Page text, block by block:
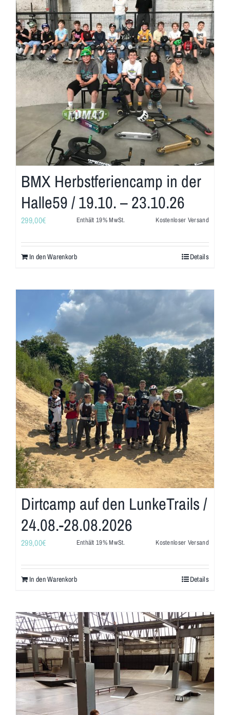
BMX Herbstferiencamp in der
Halle59 / 19.10. – 23.10.26
299,00€ Enthält 19% MwSt. Kostenloser Versand
In den Warenkorb Details
Dirtcamp auf den LunkeTrails /
24.08.-28.08.2026
299,00€ Enthält 19% MwSt. Kostenloser Versand
In den Warenkorb Details